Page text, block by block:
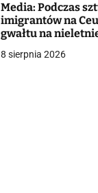
Media: Podczas
imigrantów na
gwałtu na
8 sierpnia 2026